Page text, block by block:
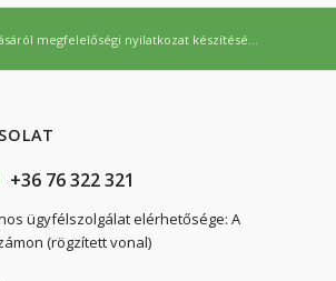
megfelelőségi nyilatkozat készítésé...
+36 76 322 321
ügyfélszolgálat elérhetősége: A
(rögzített vonal)